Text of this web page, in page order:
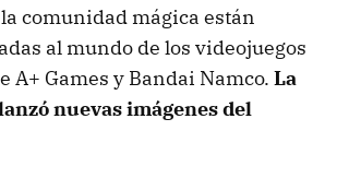
comunidad mágica están
al mundo de los videojuegos
A+ Games y Bandai Namco. La
nuevas imágenes del